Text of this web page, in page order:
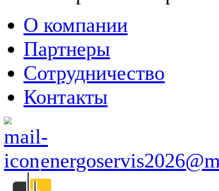
О компании
Партнеры
Сотрудничество
Контакты